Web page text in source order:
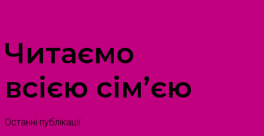
Читаємо
всією сім’єю
Останні публікації